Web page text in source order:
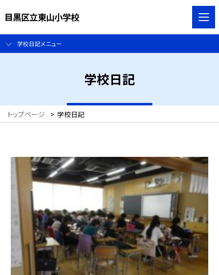
目黒区立東山小学校
学校日記メニュー
学校日記
トップページ > 学校日記